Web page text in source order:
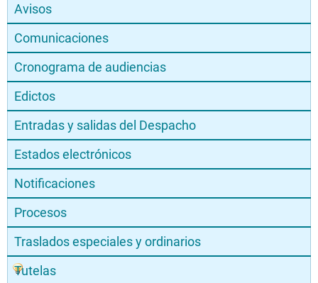
Avisos
Comunicaciones
Cronograma de audiencias
Edictos
Entradas y salidas del Despacho
Estados electrónicos
Notificaciones
Procesos
Traslados especiales y ordinarios
Tutelas